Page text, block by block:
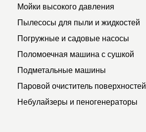
Мойки высокого давления
Пылесосы для пыли и жидкостей
Погружные и садовые насосы
Поломоечная машина с сушкой
Подметальные машины
Паровой очиститель поверхностей
Небулайзеры и пеногенераторы